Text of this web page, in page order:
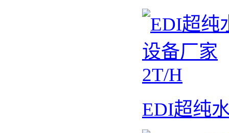
EDI超纯